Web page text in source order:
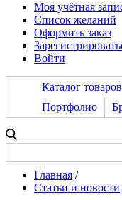
Моя учётная
Список желаний
Оформить заказ
Войти
Каталог товаров
Портфолио
Главная /
Статьи и новости